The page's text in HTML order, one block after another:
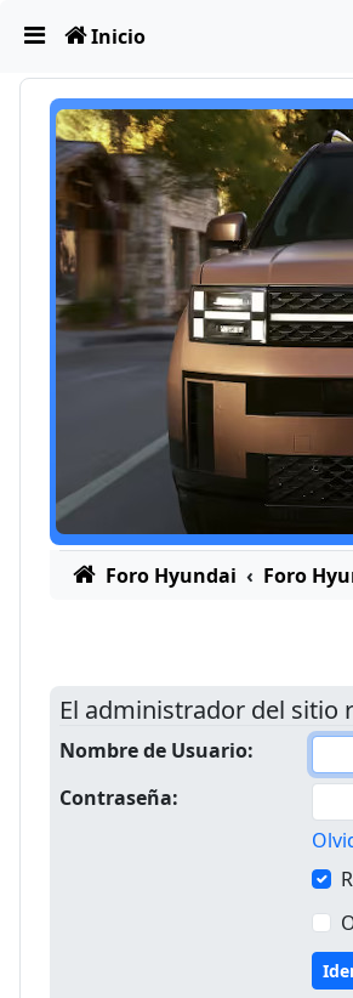
Obviar Inicio
Foro Hyundai Foro
El administrador del sitio
Nombre de Usuario:
Contraseña: